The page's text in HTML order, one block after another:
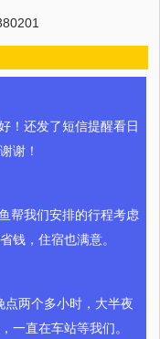
！还发了短信提醒看日
谢！
帮我们安排的行程考虑
钱，住宿也满意。
两个多小时，大半夜
一直在车站等我们。